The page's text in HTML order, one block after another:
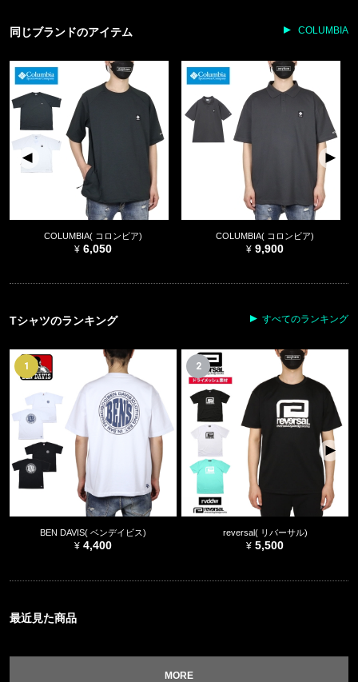
同じブランドのアイテム COLUMBIA
COLUMBIA( コロンビア)
6,050
COLUMBIA( コロンビア)
9,900
Tシャツのランキング すべてのランキング
1
BEN DAVIS( ベンデイビス)
4,400
2
reversal( リバーサル)
5,500
最近見た商品
MORE